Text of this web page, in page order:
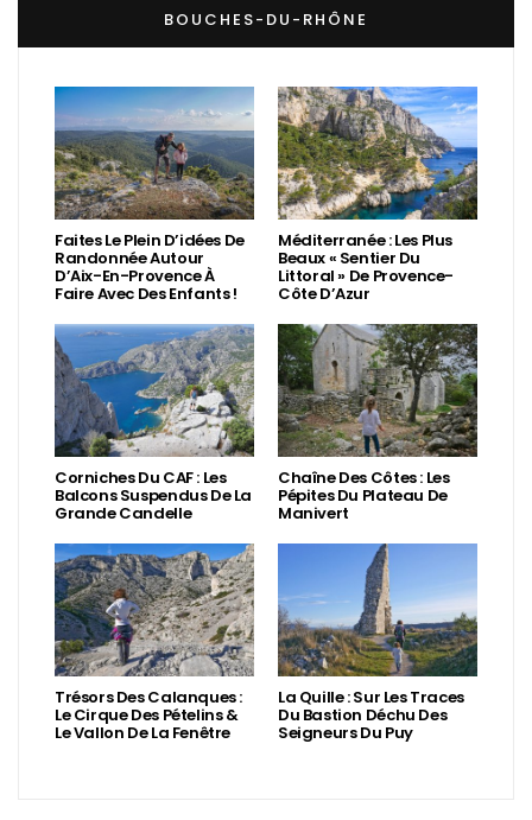
BOUCHES-DU-RHÔNE
Faites Le Plein D’idées De
Randonnée Autour
D’Aix-En-Provence À
Faire Avec Des Enfants !
Méditerranée : Les Plus
Beaux « Sentier Du
Littoral » De Provence-
Côte D’Azur
Corniches Du CAF : Les
Balcons Suspendus De La
Grande Candelle
Chaîne Des Côtes : Les
Pépites Du Plateau De
Manivert
Trésors Des Calanques :
Le Cirque Des Pételins &
Le Vallon De La Fenêtre
La Quille : Sur Les Traces
Du Bastion Déchu Des
Seigneurs Du Puy